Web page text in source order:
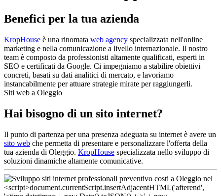
Benefici per la tua azienda
KropHouse è una rinomata web agency specializzata nell'online
marketing e nella comunicazione a livello internazionale. Il nostro
team è composto da professionisti altamente qualificati, esperti in
SEO e certificati da Google. Ci impegniamo a stabilire obiettivi
concreti, basati su dati analitici di mercato, e lavoriamo
instancabilmente per attuare strategie mirate per raggiungerli.
Siti web a Oleggio
Hai bisogno di un sito internet?
Il punto di partenza per una presenza adeguata su internet è avere un
sito web che permetta di presentare e personalizzare l'offerta della
tua azienda di Oleggio. KropHouse specializzata nello sviluppo di
soluzioni dinamiche altamente comunicative.